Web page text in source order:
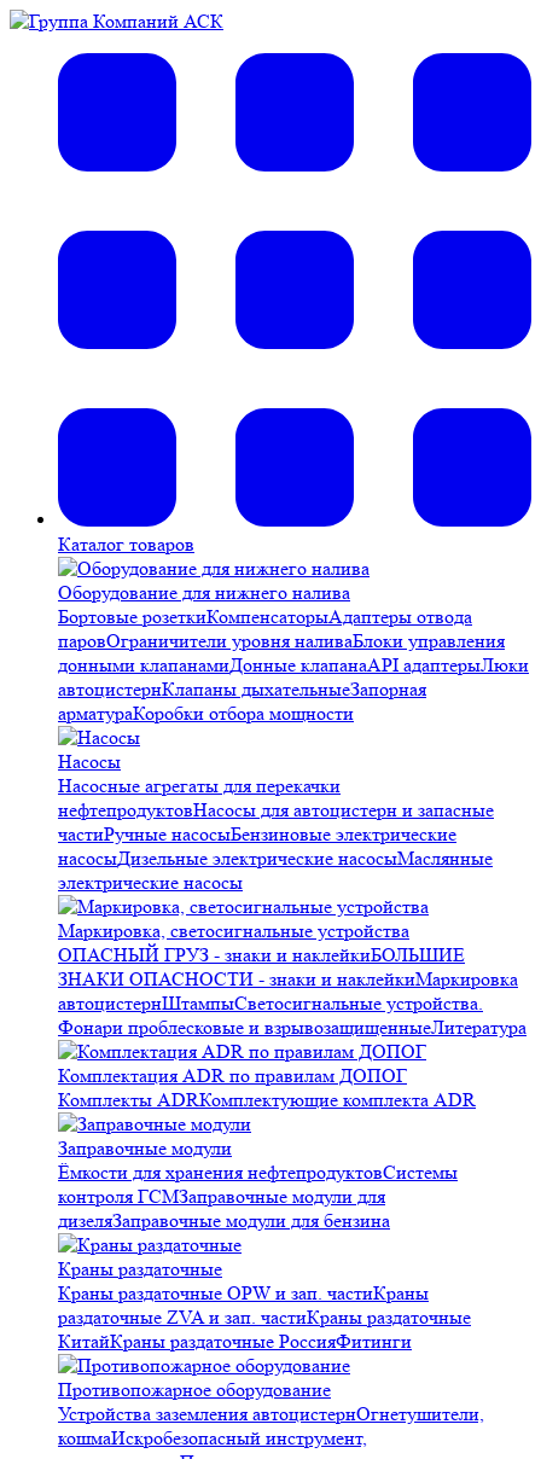
Каталог товаров
Оборудование для нижнего налива
Бортовые розеткиКомпенсаторыАдаптеры отвода
паровОграничители уровня наливаБлоки управления
донными клапанамиДонные клапанаAPI адаптерыЛюки
автоцистернКлапаны дыхательныеЗапорная
арматураКоробки отбора мощности
Насосы
Насосные агрегаты для перекачки
нефтепродуктовНасосы для автоцистерн и запасные
частиРучные насосыБензиновые электрические
насосыДизельные электрические насосыМаслянные
электрические насосы
Маркировка, светосигнальные устройства
ОПАСНЫЙ ГРУЗ - знаки и наклейкиБОЛЬШИЕ
ЗНАКИ ОПАСНОСТИ - знаки и наклейкиМаркировка
автоцистернШтампыСветосигнальные устройства.
Фонари проблесковые и взрывозащищенныеЛитература
Комплектация ADR по правилам ДОПОГ
Комплекты ADRКомплектующие комплекта ADR
Заправочные модули
Ёмкости для хранения нефтепродуктовСистемы
контроля ГСМЗаправочные модули для
дизеляЗаправочные модули для бензина
Краны раздаточные
Краны раздаточные OPW и зап. частиКраны
раздаточные ZVA и зап. частиКраны раздаточные
КитайКраны раздаточные РоссияФитинги
Противопожарное оборудование
Устройства заземления автоцистернОгнетушители,
кошмаИскробезопасный инструмент,